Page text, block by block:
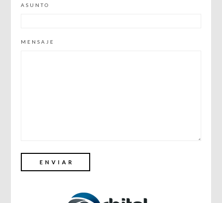
ASUNTO
MENSAJE